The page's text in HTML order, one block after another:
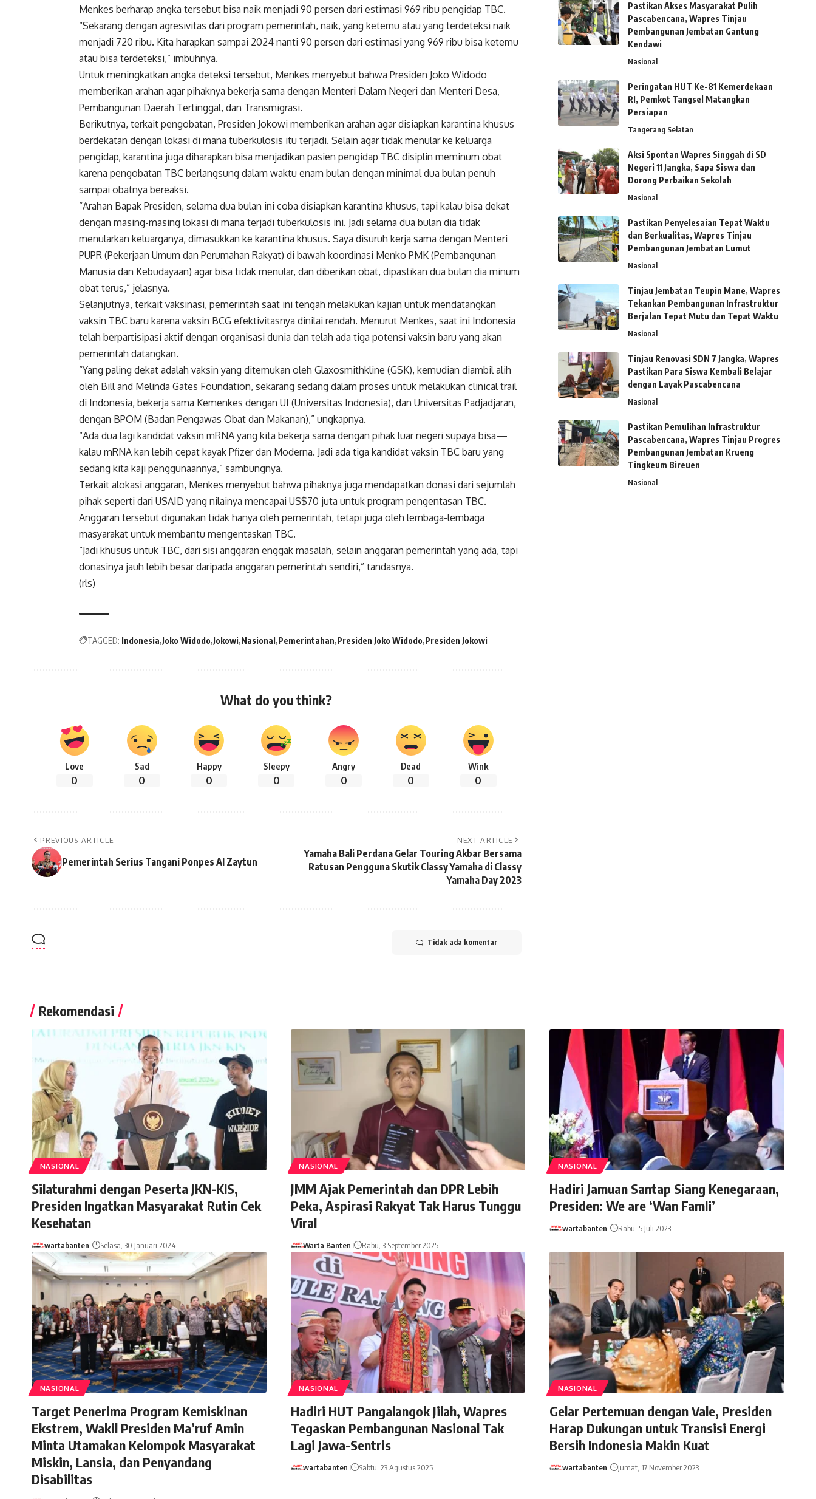
Menkes berharap angka tersebut bisa naik menjadi 90 persen dari estimasi 969 ribu pengidap TBC.
“Sekarang dengan agresivitas dari program pemerintah, naik, yang ketemu atau yang terdeteksi naik
menjadi 720 ribu. Kita harapkan sampai 2024 nanti 90 persen dari estimasi yang 969 ribu bisa ketemu
atau bisa terdeteksi,” imbuhnya.
Untuk meningkatkan angka deteksi tersebut, Menkes menyebut bahwa Presiden Joko Widodo
memberikan arahan agar pihaknya bekerja sama dengan Menteri Dalam Negeri dan Menteri Desa,
Pembangunan Daerah Tertinggal, dan Transmigrasi.
Berikutnya, terkait pengobatan, Presiden Jokowi memberikan arahan agar disiapkan karantina khusus
berdekatan dengan lokasi di mana tuberkulosis itu terjadi. Selain agar tidak menular ke keluarga
pengidap, karantina juga diharapkan bisa menjadikan pasien pengidap TBC disiplin meminum obat
karena pengobatan TBC berlangsung dalam waktu enam bulan dengan minimal dua bulan penuh
sampai obatnya bereaksi.
“Arahan Bapak Presiden, selama dua bulan ini coba disiapkan karantina khusus, tapi kalau bisa dekat
dengan masing-masing lokasi di mana terjadi tuberkulosis ini. Jadi selama dua bulan dia tidak
menularkan keluarganya, dimasukkan ke karantina khusus. Saya disuruh kerja sama dengan Menteri
PUPR (Pekerjaan Umum dan Perumahan Rakyat) di bawah koordinasi Menko PMK (Pembangunan
Manusia dan Kebudayaan) agar bisa tidak menular, dan diberikan obat, dipastikan dua bulan dia minum
obat terus,” jelasnya.
Selanjutnya, terkait vaksinasi, pemerintah saat ini tengah melakukan kajian untuk mendatangkan
vaksin TBC baru karena vaksin BCG efektivitasnya dinilai rendah. Menurut Menkes, saat ini Indonesia
telah berpartisipasi aktif dengan organisasi dunia dan telah ada tiga potensi vaksin baru yang akan
pemerintah datangkan.
“Yang paling dekat adalah vaksin yang ditemukan oleh Glaxosmithkline (GSK), kemudian diambil alih
oleh Bill and Melinda Gates Foundation, sekarang sedang dalam proses untuk melakukan clinical trail
di Indonesia, bekerja sama Kemenkes dengan UI (Universitas Indonesia), dan Universitas Padjadjaran,
dengan BPOM (Badan Pengawas Obat dan Makanan),” ungkapnya.
“Ada dua lagi kandidat vaksin mRNA yang kita bekerja sama dengan pihak luar negeri supaya bisa—
kalau mRNA kan lebih cepat kayak Pfizer dan Moderna. Jadi ada tiga kandidat vaksin TBC baru yang
sedang kita kaji penggunaannya,” sambungnya.
Terkait alokasi anggaran, Menkes menyebut bahwa pihaknya juga mendapatkan donasi dari sejumlah
pihak seperti dari USAID yang nilainya mencapai US$70 juta untuk program pengentasan TBC.
Anggaran tersebut digunakan tidak hanya oleh pemerintah, tetapi juga oleh lembaga-lembaga
masyarakat untuk membantu mengentaskan TBC.
“Jadi khusus untuk TBC, dari sisi anggaran enggak masalah, selain anggaran pemerintah yang ada, tapi
donasinya jauh lebih besar daripada anggaran pemerintah sendiri,” tandasnya.
(rls)
TAGGED: Indonesia Joko Widodo Jokowi Nasional Pemerintahan Presiden Joko Widodo Presiden Jokowi
What do you think?
Love
0
Sad
0
Happy
0
Sleepy
0
Angry
0
Dead
0
Wink
0
PREVIOUS ARTICLE
Pemerintah Serius Tangani Ponpes Al Zaytun
NEXT ARTICLE
Yamaha Bali Perdana Gelar Touring Akbar Bersama
Ratusan Pengguna Skutik Classy Yamaha di Classy
Yamaha Day 2023
Tidak ada komentar
Pastikan Akses Masyarakat Pulih
Pascabencana, Wapres Tinjau
Pembangunan Jembatan Gantung
Kendawi
Nasional
Peringatan HUT Ke-81 Kemerdekaan
RI, Pemkot Tangsel Matangkan
Persiapan
Tangerang Selatan
Aksi Spontan Wapres Singgah di SD
Negeri 11 Jangka, Sapa Siswa dan
Dorong Perbaikan Sekolah
Nasional
Pastikan Penyelesaian Tepat Waktu
dan Berkualitas, Wapres Tinjau
Pembangunan Jembatan Lumut
Nasional
Tinjau Jembatan Teupin Mane, Wapres
Tekankan Pembangunan Infrastruktur
Berjalan Tepat Mutu dan Tepat Waktu
Nasional
Tinjau Renovasi SDN 7 Jangka, Wapres
Pastikan Para Siswa Kembali Belajar
dengan Layak Pascabencana
Nasional
Pastikan Pemulihan Infrastruktur
Pascabencana, Wapres Tinjau Progres
Pembangunan Jembatan Krueng
Tingkeum Bireuen
Nasional
Rekomendasi
NASIONAL
Silaturahmi dengan Peserta JKN-KIS,
Presiden Ingatkan Masyarakat Rutin Cek
Kesehatan
wartabanten Selasa, 30 Januari 2024
NASIONAL
JMM Ajak Pemerintah dan DPR Lebih
Peka, Aspirasi Rakyat Tak Harus Tunggu
Viral
Warta Banten Rabu, 3 September 2025
NASIONAL
Hadiri Jamuan Santap Siang Kenegaraan,
Presiden: We are ‘Wan Famli’
wartabanten Rabu, 5 Juli 2023
NASIONAL
Target Penerima Program Kemiskinan
Ekstrem, Wakil Presiden Ma’ruf Amin
Minta Utamakan Kelompok Masyarakat
Miskin, Lansia, dan Penyandang
Disabilitas
NASIONAL
Hadiri HUT Pangalangok Jilah, Wapres
Tegaskan Pembangunan Nasional Tak
Lagi Jawa-Sentris
wartabanten Sabtu, 23 Agustus 2025
NASIONAL
Gelar Pertemuan dengan Vale, Presiden
Harap Dukungan untuk Transisi Energi
Bersih Indonesia Makin Kuat
wartabanten Jumat, 17 November 2023